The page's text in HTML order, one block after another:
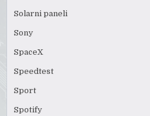
Solarni paneli
Sony
SpaceX
Speedtest
Sport
Spotify